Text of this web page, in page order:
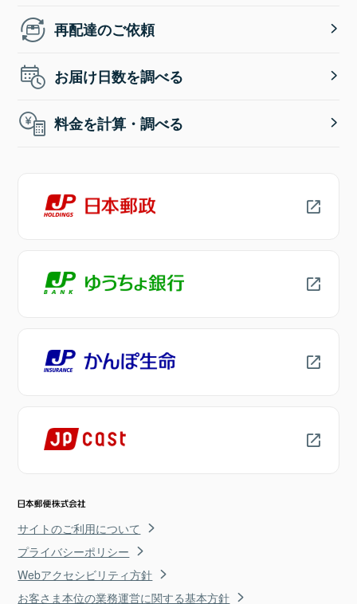
再配達のご依頼
お届け日数を調べる
料金を計算・調べる
サイトのご利用について
プライバシーポリシー
Webアクセシビリティ方針
お客さま本位の業務運営に関する基本方針